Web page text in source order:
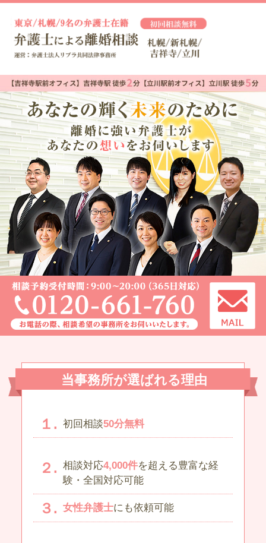
当事務所が選ばれる理由
初回相談50分無料
相談対応4,000件を超える豊富な経
験・全国対応可能
女性弁護士にも依頼可能